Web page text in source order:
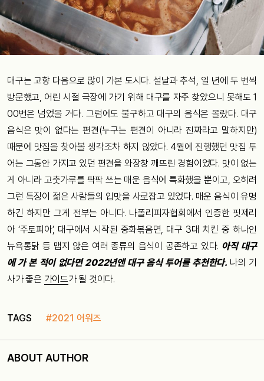
대구는 고향 다음으로 많이 가본 도시다. 설날과 추석, 일 년에 두 번씩
방문했고, 어린 시절 극장에 가기 위해 대구를 자주 찾았으니 못해도 1
00번은 넘었을 거다. 그럼에도 불구하고 대구의 음식은 몰랐다. 대구
음식은 맛이 없다는 편견(누구는 편견이 아니라 진짜라고 말하지만)
때문에 맛집을 찾아볼 생각조차 하지 않았다. 4월에 진행했던 맛집 투
어는 그동안 가지고 있던 편견을 와장창 깨뜨린 경험이었다. 맛이 없는
게 아니라 고춧가루를 팍팍 쓰는 매운 음식에 특화했을 뿐이고, 오히려
그런 특징이 젊은 사람들의 입맛을 사로잡고 있었다. 매운 음식이 유명
하긴 하지만 그게 전부는 아니다. 나폴리피자협회에서 인증한 핏제리
아 ‘주토피아’, 대구에서 시작된 중화볶음면, 대구 3대 치킨 중 하나인
뉴욕통닭 등 맵지 않은 여러 종류의 음식이 공존하고 있다. 아직 대구
에 가 본 적이 없다면 2022년엔 대구 음식 투어를 추천한다. 나의 기
사가 좋은 가이드가 될 것이다.
TAGS #2021 어워즈
ABOUT AUTHOR